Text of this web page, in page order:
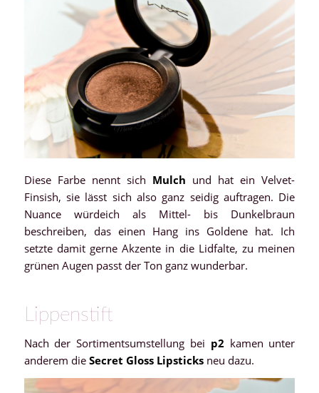
Diese Farbe nennt sich Mulch und hat ein Velvet-
Finsish, sie lässt sich also ganz seidig auftragen. Die
Nuance würdeich als Mittel- bis Dunkelbraun
beschreiben, das einen Hang ins Goldene hat. Ich
setzte damit gerne Akzente in die Lidfalte, zu meinen
grünen Augen passt der Ton ganz wunderbar.
Lippenstift
Nach der Sortimentsumstellung bei p2kamen unter
anderem die Secret Gloss Lipsticksneu dazu.